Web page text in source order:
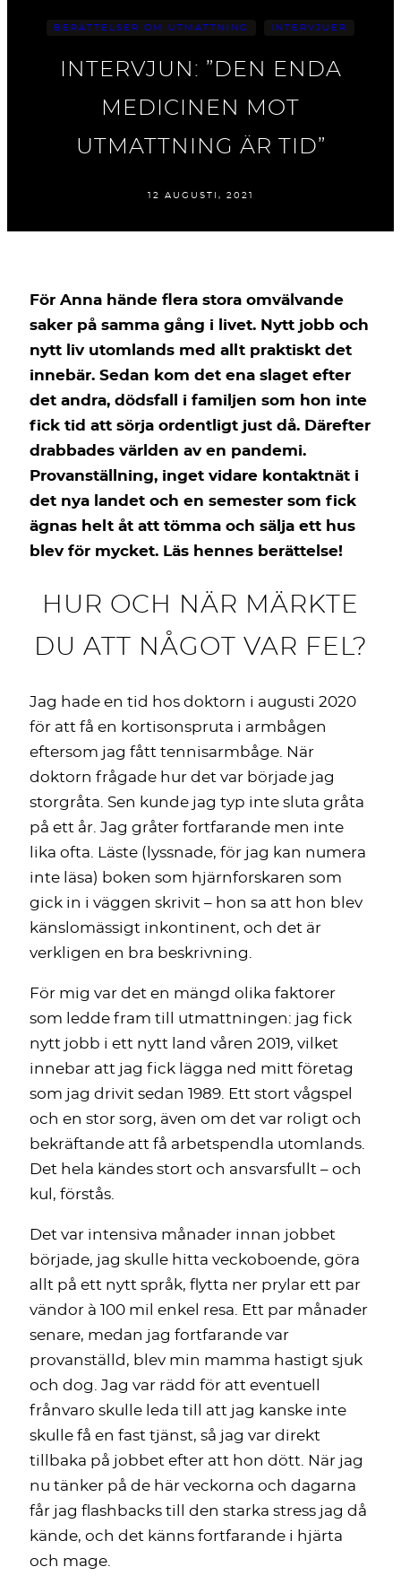
BERÄTTELSER OM UTMATTNING INTERVJUER
INTERVJUN: ”DEN ENDA
MEDICINEN MOT
UTMATTNING ÄR TID”
12 AUGUSTI, 2021
För Anna hände flera stora omvälvande
saker på samma gång i livet. Nytt jobb och
nytt liv utomlands med allt praktiskt det
innebär. Sedan kom det ena slaget efter
det andra, dödsfall i familjen som hon inte
fick tid att sörja ordentligt just då. Därefter
drabbades världen av en pandemi.
Provanställning, inget vidare kontaktnät i
det nya landet och en semester som fick
ägnas helt åt att tömma och sälja ett hus
blev för mycket. Läs hennes berättelse!
HUR OCH NÄR MÄRKTE
DU ATT NÅGOT VAR FEL?
Jag hade en tid hos doktorn i augusti 2020
för att få en kortisonspruta i armbågen
eftersom jag fått tennisarmbåge. När
doktorn frågade hur det var började jag
storgråta. Sen kunde jag typ inte sluta gråta
på ett år. Jag gråter fortfarande men inte
lika ofta. Läste (lyssnade, för jag kan numera
inte läsa) boken som hjärnforskaren som
gick in i väggen skrivit – hon sa att hon blev
känslomässigt inkontinent, och det är
verkligen en bra beskrivning.
För mig var det en mängd olika faktorer
som ledde fram till utmattningen: jag fick
nytt jobb i ett nytt land våren 2019, vilket
innebar att jag fick lägga ned mitt företag
som jag drivit sedan 1989. Ett stort vågspel
och en stor sorg, även om det var roligt och
bekräftande att få arbetspendla utomlands.
Det hela kändes stort och ansvarsfullt – och
kul, förstås.
Det var intensiva månader innan jobbet
började, jag skulle hitta veckoboende, göra
allt på ett nytt språk, flytta ner prylar ett par
vändor à 100 mil enkel resa. Ett par månader
senare, medan jag fortfarande var
provanställd, blev min mamma hastigt sjuk
och dog. Jag var rädd för att eventuell
frånvaro skulle leda till att jag kanske inte
skulle få en fast tjänst, så jag var direkt
tillbaka på jobbet efter att hon dött. När jag
nu tänker på de här veckorna och dagarna
får jag flashbacks till den starka stress jag då
kände, och det känns fortfarande i hjärta
och mage.